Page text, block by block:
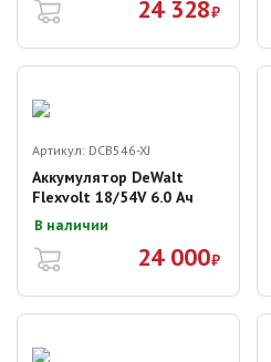
24 328₽
Артикул: DCB546-XJ
Аккумулятор DeWalt
Flexvolt 18/54V 6.0 Ач
В наличии
24 000₽